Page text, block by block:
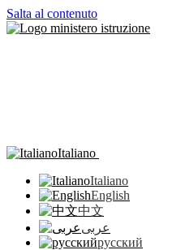
Salta al contenuto
Italiano
Italiano
English
中文
عربى
русский